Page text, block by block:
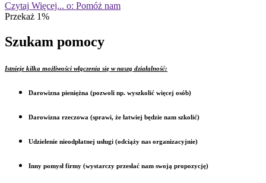
Czytaj Więcej... o: Pomóż nam
Przekaż 1%
Szukam pomocy
Istnieje kilka możliwości włączenia się w naszą działalność:
Darowizna pieniężna (pozwoli np. wyszkolić więcej osób)
Darowizna rzeczowa (sprawi, że łatwiej będzie nam szkolić)
Udzielenie nieodpłatnej usługi (odciąży nas organizacyjnie)
Inny pomysł firmy (wystarczy przesłać nam swoją propozycję)